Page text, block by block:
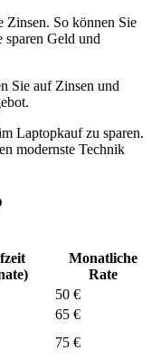
Zinsen. So können Sie
sparen Geld und
Sie auf Zinsen und
Laptopkauf zu sparen.
modernste Technik
Monatliche
Rate
50 €
65 €
75 €